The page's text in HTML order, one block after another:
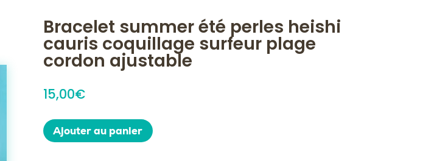
Bracelet summer été perles heishi
cauris coquillage surfeur plage
cordon ajustable
15,00€
Ajouter au panier